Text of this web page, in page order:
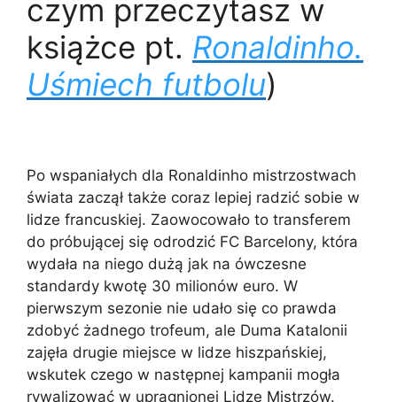
czym przeczytasz w
książce pt. Ronaldinho.
Uśmiech futbolu)
Po wspaniałych dla Ronaldinho mistrzostwach
świata zaczął także coraz lepiej radzić sobie w
lidze francuskiej. Zaowocowało to transferem
do próbującej się odrodzić FC Barcelony, która
wydała na niego dużą jak na ówczesne
standardy kwotę 30 milionów euro. W
pierwszym sezonie nie udało się co prawda
zdobyć żadnego trofeum, ale Duma Katalonii
zajęła drugie miejsce w lidze hiszpańskiej,
wskutek czego w następnej kampanii mogła
rywalizować w upragnionej Lidze Mistrzów.